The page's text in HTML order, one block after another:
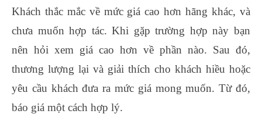
Khách thắc mắc về mức giá cao hơn hãng khác, và
chưa muốn hợp tác. Khi gặp trường hợp này bạn
nên hỏi xem giá cao hơn về phần nào. Sau đó,
thương lượng lại và giải thích cho khách hiều hoặc
yêu cầu khách đưa ra mức giá mong muốn. Từ đó,
báo giá một cách hợp lý.